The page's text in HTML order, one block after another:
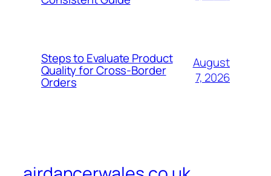
Steps to Evaluate Product
Quality for Cross-Border
Orders
August
7, 2026